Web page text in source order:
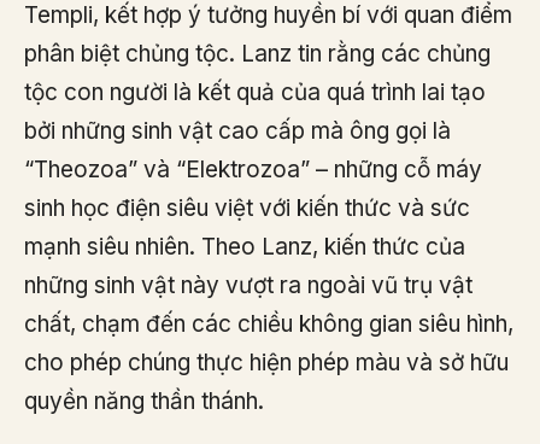
Templi, kết hợp ý tưởng huyền bí với quan điểm
phân biệt chủng tộc. Lanz tin rằng các chủng
tộc con người là kết quả của quá trình lai tạo
bởi những sinh vật cao cấp mà ông gọi là
“Theozoa” và “Elektrozoa” – những cỗ máy
sinh học điện siêu việt với kiến thức và sức
mạnh siêu nhiên. Theo Lanz, kiến thức của
những sinh vật này vượt ra ngoài vũ trụ vật
chất, chạm đến các chiều không gian siêu hình,
cho phép chúng thực hiện phép màu và sở hữu
quyền năng thần thánh.